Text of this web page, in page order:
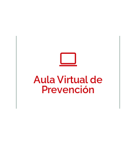
Aula Virtual de
Prevención